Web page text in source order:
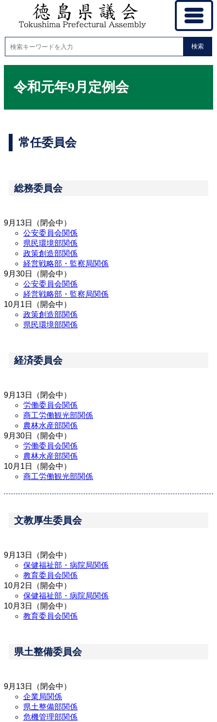
検索
令和元年9月定例会
常任委員会
総務委員会
9月13日（閉会中）
公安委員会関係
県民環境部関係
政策創造部関係
経営戦略部・監察局関係
9月30日（開会中）
公安委員会関係
経営戦略部・監察局関係
10月1日（開会中）
政策創造部関係
県民環境部関係
経済委員会
9月13日（閉会中）
労働委員会関係
商工労働観光部関係
農林水産部関係
9月30日（開会中）
労働委員会関係
農林水産部関係
10月1日（開会中）
商工労働観光部関係
文教厚生委員会
9月13日（閉会中）
保健福祉部・病院局関係
教育委員会関係
10月2日（開会中）
保健福祉部・病院局関係
10月3日（開会中）
教育委員会関係
県土整備委員会
9月13日（閉会中）
企業局関係
県土整備部関係
危機管理部関係